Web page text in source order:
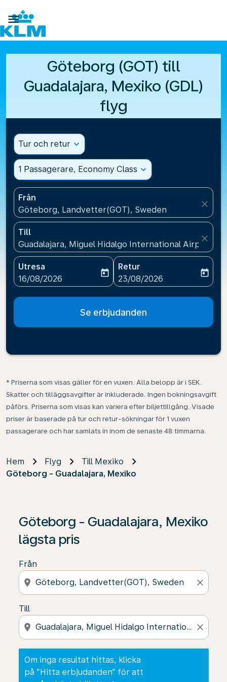

Göteborg (GOT) till
Guadalajara, Mexiko (GDL)
flyg
Tur och retur expand_more
1 Passagerare, Economy Class expand_more
Från
Göteborg, Landvetter(GOT), Sweden
close
Till
Guadalajara, Miguel Hidalgo International
close
Utresa
fc-booking-departure-date-aria-label
16/08/2026
today
Retur
fc-booking-return-date-
23/08/2026
today
Se erbjudanden
* Priserna som visas gäller för en vuxen. Alla belopp är i SEK.
Skatter och tilläggsavgifter är inkluderade. Ingen bokningsavgift
påförs. Priserna som visas kan variera efter biljettillgång. Visade
priser är baserade på tur och retur-sökningar för 1 vuxen
passagerare och har samlats in inom de senaste 48 timmarna.
Hem Flyg
Till Mexiko
Göteborg - Guadalajara, Mexiko
Göteborg - Guadalajara, Mexiko
lägsta pris
Från
location_on close
Till
location_on close
Om inga resultat hittas, klicka
på ”Hitta erbjudanden” för att
Om inga resultat hittas, klicka på ”Hitta